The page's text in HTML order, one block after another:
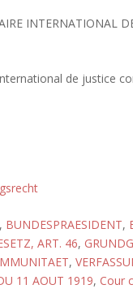
INTERNATIONAL
de justice
BUNDESPRAESIDENT,
ART. 46,
,
11 AOUT 1919, Cour